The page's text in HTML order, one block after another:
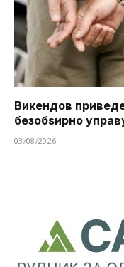
Викендов
безобѕирно
03/08/2026